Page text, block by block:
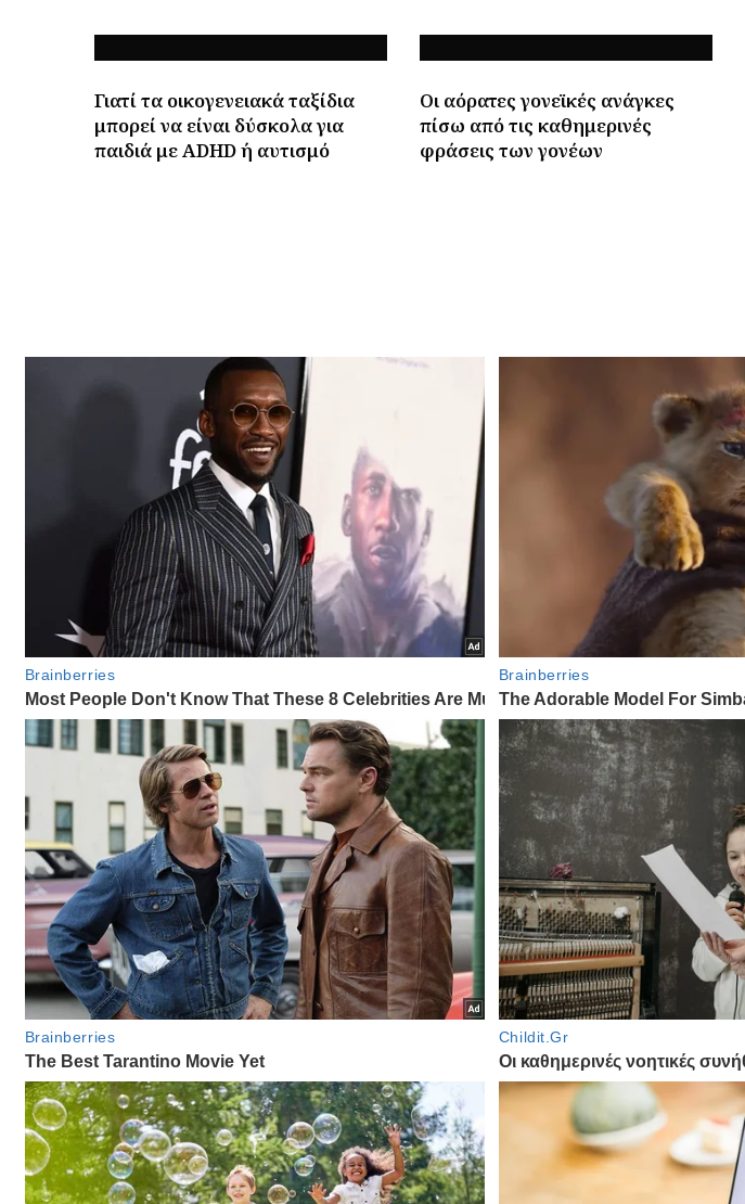
Γιατί τα οικογενειακά ταξίδια
μπορεί να είναι δύσκολα για
παιδιά με ADHD ή αυτισμό
Οι αόρατες γονεϊκές ανάγκες
πίσω από τις καθημερινές
φράσεις των γονέων